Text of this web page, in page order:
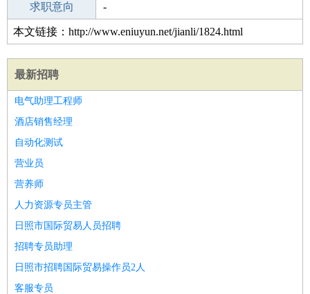
外语水平
求职意向 -
本文链接：http://www.eniuyun.net/jianli/1824.html
最新招聘
电气助理工程师
酒店销售经理
自动化测试
营业员
营养师
人力资源专员主管
日照市国际贸易人员招聘
招聘专员助理
日照市招聘国际贸易操作员2人
客服专员